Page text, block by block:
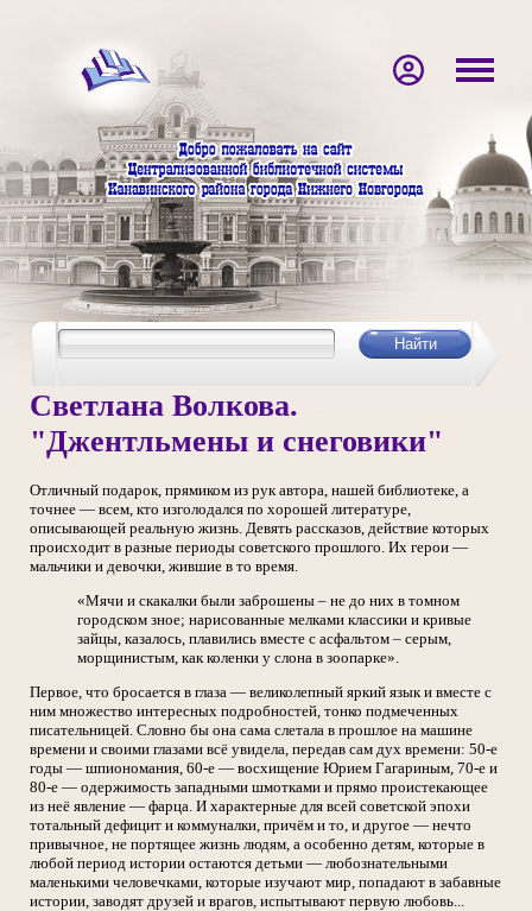
Светлана Волкова.
"Джентльмены и снеговики"
Отличный подарок, прямиком из рук автора, нашей библиотеке, а
точнее — всем, кто изголодался по хорошей литературе,
описывающей реальную жизнь. Девять рассказов, действие которых
происходит в разные периоды советского прошлого. Их герои —
мальчики и девочки, жившие в то время.
«Мячи и скакалки были заброшены – не до них в томном
городском зное; нарисованные мелками классики и кривые
зайцы, казалось, плавились вместе с асфальтом – серым,
морщинистым, как коленки у слона в зоопарке».
Первое, что бросается в глаза — великолепный яркий язык и вместе с
ним множество интересных подробностей, тонко подмеченных
писательницей. Словно бы она сама слетала в прошлое на машине
времени и своими глазами всё увидела, передав сам дух времени: 50-е
годы — шпиономания, 60-е — восхищение Юрием Гагариным, 70-е и
80-е — одержимость западными шмотками и прямо проистекающее
из неё явление — фарца. И характерные для всей советской эпохи
тотальный дефицит и коммуналки, причём и то, и другое — нечто
привычное, не портящее жизнь людям, а особенно детям, которые в
любой период истории остаются детьми — любознательными
маленькими человечками, которые изучают мир, попадают в забавные
истории, заводят друзей и врагов, испытывают первую любовь...